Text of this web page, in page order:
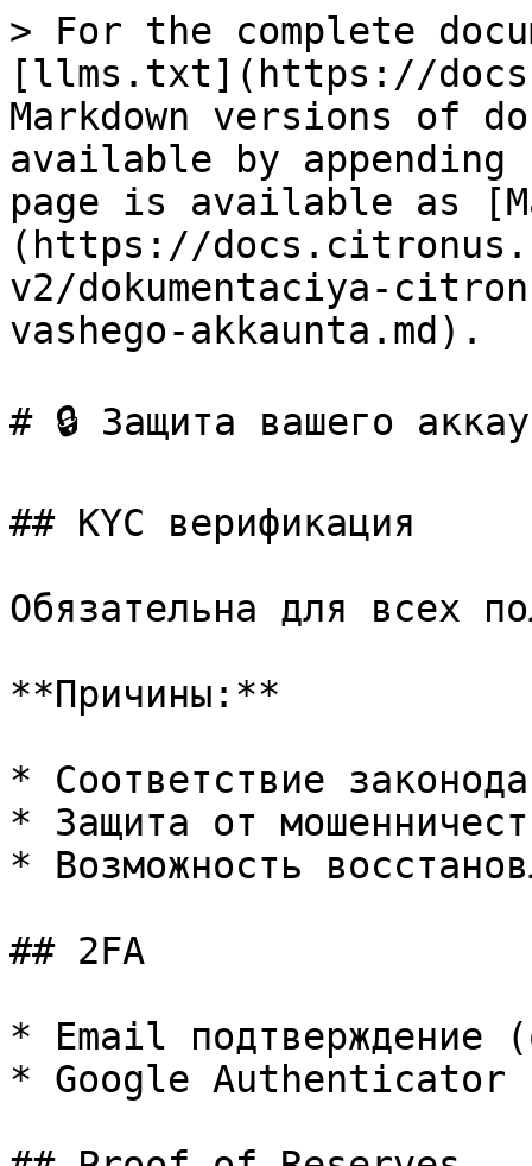
> For the complete
[llms.txt](https://
Markdown versions of
available by
page is available as
(https://
v2/dokumentaciya-
vashego-akkaunta.md).
# 🔒 Защита вашего
## KYC верификация
Обязательна для всех
**Причины:**
* Соответствие
* Защита от
* Возможность
## 2FA
* Email подтверждение
* Google Authenticator